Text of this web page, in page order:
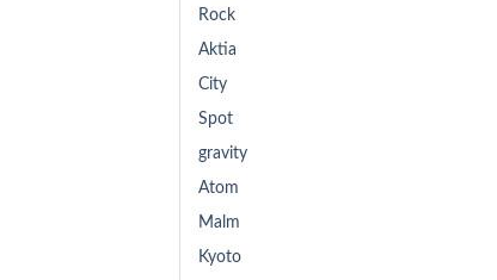
Rock
Aktia
City
Spot
gravity
Atom
Malm
Kyoto